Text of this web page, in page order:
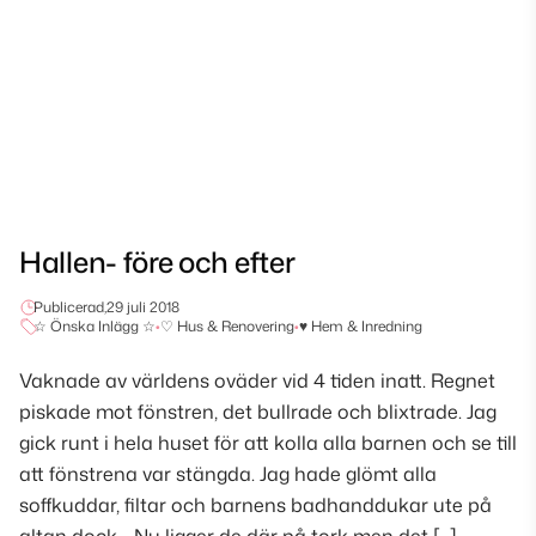
Hallen- före och efter
Publicerad,29 juli 2018
☆ Önska Inlägg ☆•♡ Hus & Renovering•♥ Hem & Inredning
Vaknade av världens oväder vid 4 tiden inatt. Regnet
piskade mot fönstren, det bullrade och blixtrade. Jag
gick runt i hela huset för att kolla alla barnen och se till
att fönstrena var stängda. Jag hade glömt alla
soffkuddar, filtar och barnens badhanddukar ute på